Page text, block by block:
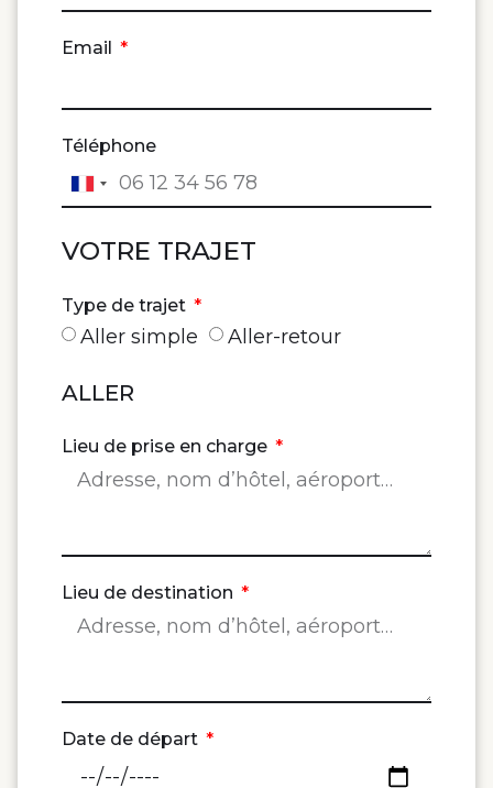
Email
Téléphone
France
VOTRE TRAJET
Type de trajet
Aller simple Aller-retour
ALLER
Lieu de prise en charge
Lieu de destination
Date de départ